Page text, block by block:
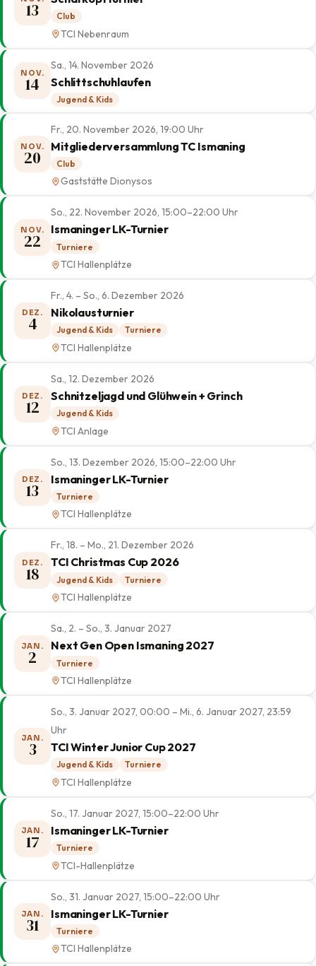
13 Club
TCI Nebenraum
NOV.
14
Sa., 14. November 2026
Schlittschuhlaufen
Jugend & Kids
NOV.
20
Fr., 20. November 2026, 19:00 Uhr
Mitgliederversammlung TC Ismaning
Club
Gaststätte Dionysos
NOV.
22
So., 22. November 2026, 15:00–22:00 Uhr
Ismaninger LK-Turnier
Turniere
TCI Hallenplätze
DEZ.
4
Fr., 4. – So., 6. Dezember 2026
Nikolausturnier
Jugend & Kids Turniere
TCI Hallenplätze
DEZ.
12
Sa., 12. Dezember 2026
Schnitzeljagd und Glühwein + Grinch
Jugend & Kids
TCI Anlage
DEZ.
13
So., 13. Dezember 2026, 15:00–22:00 Uhr
Ismaninger LK-Turnier
Turniere
TCI Hallenplätze
DEZ.
18
Fr., 18. – Mo., 21. Dezember 2026
TCI Christmas Cup 2026
Jugend & Kids Turniere
TCI Hallenplätze
JAN.
2
Sa., 2. – So., 3. Januar 2027
Next Gen Open Ismaning 2027
Turniere
TCI Hallenplätze
JAN.
3
So., 3. Januar 2027, 00:00 – Mi., 6. Januar 2027, 23:59
Uhr
TCI Winter Junior Cup 2027
Jugend & Kids Turniere
TCI Hallenplätze
JAN.
17
So., 17. Januar 2027, 15:00–22:00 Uhr
Ismaninger LK-Turnier
Turniere
TCI-Hallenplätze
JAN.
31
So., 31. Januar 2027, 15:00–22:00 Uhr
Ismaninger LK-Turnier
Turniere
TCI Hallenplätze